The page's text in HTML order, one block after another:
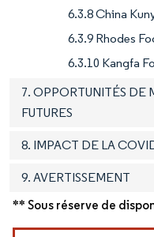
6.3.8 China
6.3.9 Rhodes
6.3.10 Kangfa
7. OPPORTUNITÉS DE
FUTURES
8. IMPACT DE LA
9. AVERTISSEMENT
** Sous réserve de